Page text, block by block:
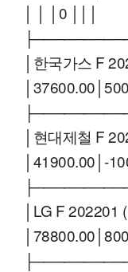
│ │ │0 │││
│한국가스 F
│현대제철 F
│41900.00│-
│LG F 202201